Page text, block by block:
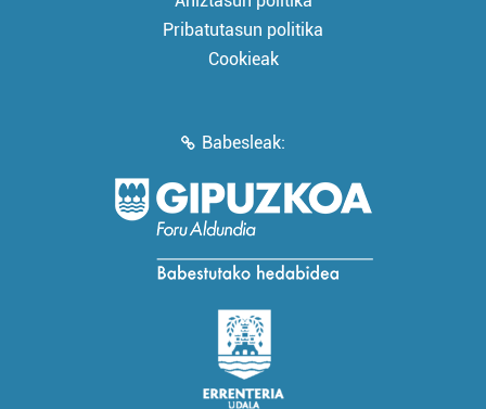
Pribatutasun politika
Cookieak
Babesleak: